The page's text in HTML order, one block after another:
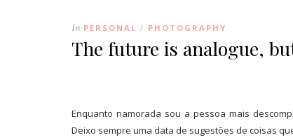
In PERSONAL / PHOTOGRAPHY
The future is analogue,
Enquanto namorada sou a pessoa mais
Deixo sempre uma data de sugestões de coisas